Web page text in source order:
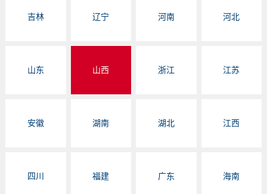
吉林 辽宁 河南 河北
山东 山西 浙江 江苏
安徽 湖南 湖北 江西
四川 福建 广东 海南